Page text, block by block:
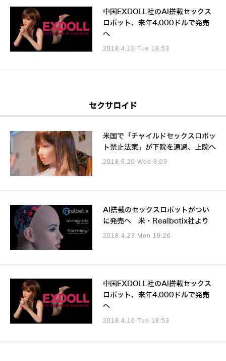
中国EXDOLL社のAI搭載セックス
ロボット、来年4,000ドルで発売
へ
2018.4.10 Tue 18:53
セクサロイド
米国で「チャイルドセックスロボッ
ト禁止法案」が下院を通過、上院へ
2018.6.20 Wed 8:09
AI搭載のセックスロボットがつい
に発売へ 米・Realbotix社より
2018.4.23 Mon 19:26
中国EXDOLL社のAI搭載セックス
ロボット、来年4,000ドルで発売
へ
2018.4.10 Tue 18:53